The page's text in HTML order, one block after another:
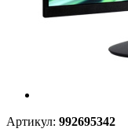
Артикул: 992695342